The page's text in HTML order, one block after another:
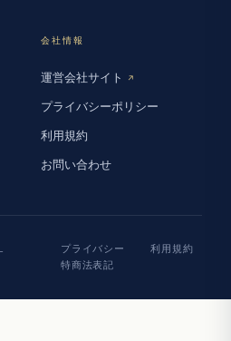
会社情報
運営会社サイト ↗
プライバシーポリシー
利用規約
お問い合わせ
プライバシー
利用規約
特商法表記